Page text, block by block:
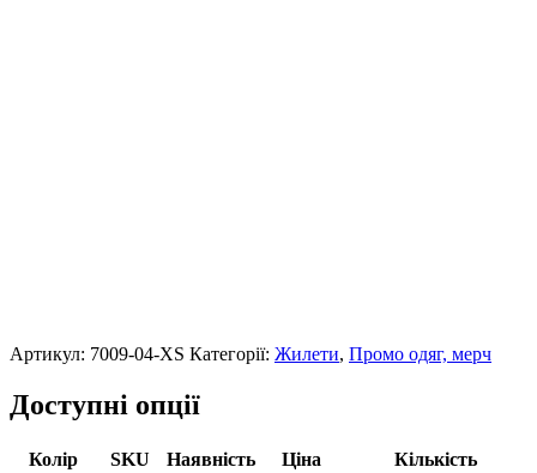
Артикул: 7009-04-XS Категорії: Жилети, Промо одяг, мерч
Доступні опції
Колір SKU Наявність Ціна Кількість